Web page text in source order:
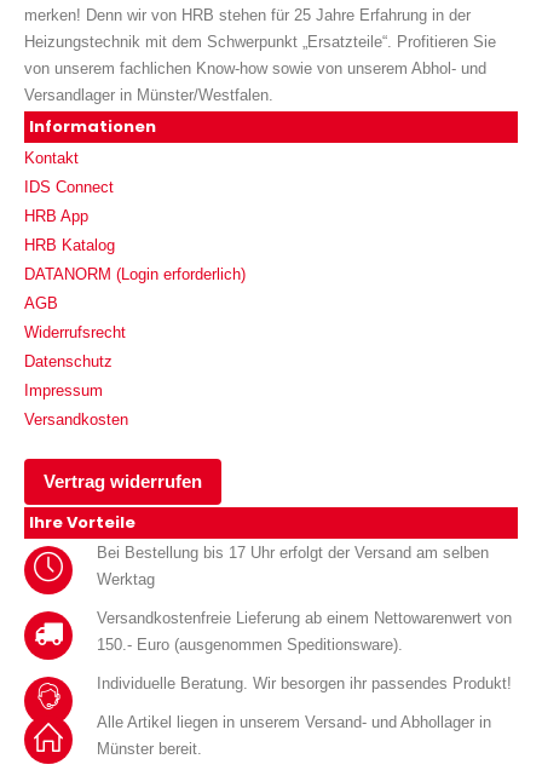
merken! Denn wir von HRB stehen für 25 Jahre Erfahrung in der
Heizungstechnik mit dem Schwerpunkt „Ersatzteile“. Profitieren Sie
von unserem fachlichen Know-how sowie von unserem Abhol- und
Versandlager in Münster/Westfalen.
Informationen
Kontakt
IDS Connect
HRB App
HRB Katalog
DATANORM (Login erforderlich)
AGB
Widerrufsrecht
Datenschutz
Impressum
Versandkosten
Vertrag widerrufen
Ihre Vorteile
Bei Bestellung bis 17 Uhr erfolgt der Versand am selben
Werktag
Versandkostenfreie Lieferung ab einem Nettowarenwert von
150.- Euro (ausgenommen Speditionsware).
Individuelle Beratung. Wir besorgen ihr passendes Produkt!
Alle Artikel liegen in unserem Versand- und Abhollager in
Münster bereit.